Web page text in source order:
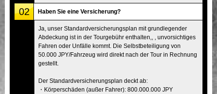
02 Haben Sie eine Versicherung?
Ja, unser Standardversicherungsplan mit grundlegender
Abdeckung ist in der Tourgebühr enthalten,, , unvorsichtiges
Fahren oder Unfälle kommt. Die Selbstbeteiligung von
50.000 JPY/Fahrzeug wird direkt nach der Tour in Rechnung
gestellt.
Der Standardversicherungsplan deckt ab:
・Körperschäden (außer Fahrer): 800.000.000 JPY